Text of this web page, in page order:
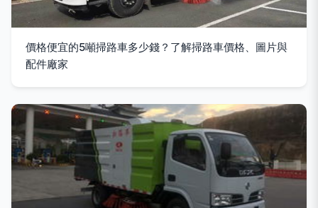
價格便宜的5噸掃路車多少錢？了解掃路車價格、圖片與
配件廠家